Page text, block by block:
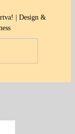
| Design &